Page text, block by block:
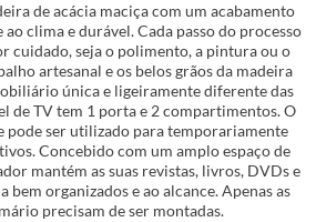
de acácia maciça com um acabamento
clima e durável. Cada passo do processo
cuidado, seja o polimento, a pintura ou o
artesanal e os belos grãos da madeira
única e ligeiramente diferente das
de TV tem 1 porta e 2 compartimentos. O
pode ser utilizado para temporariamente
Concebido com um amplo espaço de
mantém as suas revistas, livros, DVDs e
organizados e ao alcance. Apenas as
precisam de ser montadas.